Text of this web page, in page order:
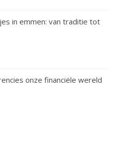
in emmen: van traditie tot
onze financiële wereld